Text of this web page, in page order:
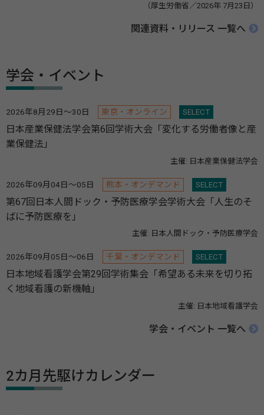
（厚生労働省／2026年 7月23日）
関連資料・リリース 一覧へ
学会・イベント
2026年8月29日～30日 東京・オンライン SELECT
日本産業保健法学会第6回学術大会「変化する労働者像と産
業保健法」
主催: 日本産業保健法学会
2026年09月04日～05日 熊本・オンデマンド SELECT
第67回日本人間ドック・予防医療学会学術大会「人生のそ
ばに予防医療を」
主催: 日本人間ドック・予防医療学会
2026年09月05日～06日 千葉・オンデマンド SELECT
日本地域看護学会第29回学術集会「希望ある未来を切り拓
く地域看護の新機軸」
主催: 日本地域看護学会
学会・イベント 一覧へ
2カ月先駆けカレンダー